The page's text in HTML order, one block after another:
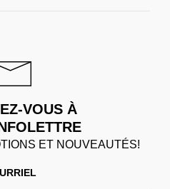
VOUS À
ET NOUVEAUTÉS!